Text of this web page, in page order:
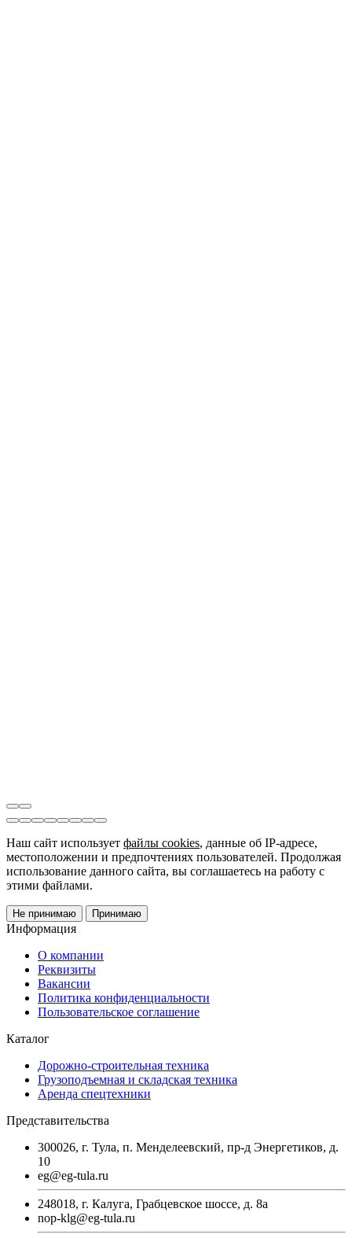
Наш сайт использует файлы cookies, данные об IP-адресе,
местоположении и предпочтениях пользователей. Продолжая
использование данного сайта, вы соглашаетесь на работу с
этими файлами.
Не принимаю Принимаю
Информация
О компании
Реквизиты
Вакансии
Политика конфиденциальности
Пользовательское соглашение
Каталог
Дорожно-строительная техника
Грузоподъемная и складская техника
Аренда спецтехники
Представительства
300026, г. Тула, п. Менделеевский, пр-д Энергетиков, д.
10
eg@eg-tula.ru
248018, г. Калуга, Грабцевское шоссе, д. 8а
nop-klg@eg-tula.ru